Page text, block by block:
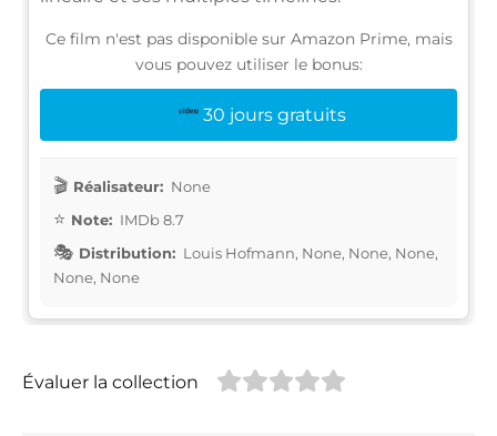
Ce film n'est pas disponible sur Amazon Prime, mais
vous pouvez utiliser le bonus:
30 jours gratuits
Réalisateur: None
Note: IMDb 8.7
Distribution: Louis Hofmann, None, None, None,
None, None
Évaluer la collection